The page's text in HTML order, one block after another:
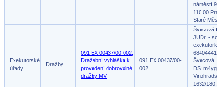
náměstí
110 00
Staré
Exekutorské
úřady
Dražby
091 EX 00437/00-002,
Dražební vyhláška k
provedení dobrovolné
dražby MV
091 EX 00437/00-
002
Švecová
JUDr. -
Švecová
DS:
1632/